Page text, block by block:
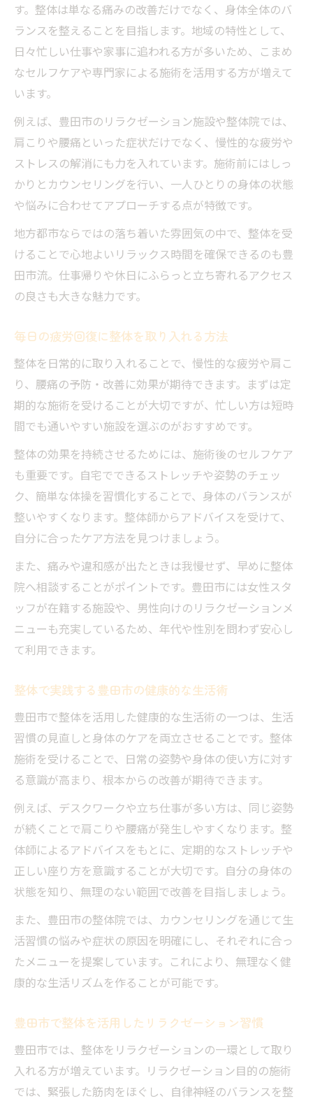
す。整体は単なる痛みの改善だけでなく、身体全体のバ
ランスを整えることを目指します。地域の特性として、
日々忙しい仕事や家事に追われる方が多いため、こまめ
なセルフケアや専門家による施術を活用する方が増えて
います。
例えば、豊田市のリラクゼーション施設や整体院では、
肩こりや腰痛といった症状だけでなく、慢性的な疲労や
ストレスの解消にも力を入れています。施術前にはしっ
かりとカウンセリングを行い、一人ひとりの身体の状態
や悩みに合わせてアプローチする点が特徴です。
地方都市ならではの落ち着いた雰囲気の中で、整体を受
けることで心地よいリラックス時間を確保できるのも豊
田市流。仕事帰りや休日にふらっと立ち寄れるアクセス
の良さも大きな魅力です。
毎日の疲労回復に整体を取り入れる方法
整体を日常的に取り入れることで、慢性的な疲労や肩こ
り、腰痛の予防・改善に効果が期待できます。まずは定
期的な施術を受けることが大切ですが、忙しい方は短時
間でも通いやすい施設を選ぶのがおすすめです。
整体の効果を持続させるためには、施術後のセルフケア
も重要です。自宅でできるストレッチや姿勢のチェッ
ク、簡単な体操を習慣化することで、身体のバランスが
整いやすくなります。整体師からアドバイスを受けて、
自分に合ったケア方法を見つけましょう。
また、痛みや違和感が出たときは我慢せず、早めに整体
院へ相談することがポイントです。豊田市には女性スタ
ッフが在籍する施設や、男性向けのリラクゼーションメ
ニューも充実しているため、年代や性別を問わず安心し
て利用できます。
整体で実践する豊田市の健康的な生活術
豊田市で整体を活用した健康的な生活術の一つは、生活
習慣の見直しと身体のケアを両立させることです。整体
施術を受けることで、日常の姿勢や身体の使い方に対す
る意識が高まり、根本からの改善が期待できます。
例えば、デスクワークや立ち仕事が多い方は、同じ姿勢
が続くことで肩こりや腰痛が発生しやすくなります。整
体師によるアドバイスをもとに、定期的なストレッチや
正しい座り方を意識することが大切です。自分の身体の
状態を知り、無理のない範囲で改善を目指しましょう。
また、豊田市の整体院では、カウンセリングを通じて生
活習慣の悩みや症状の原因を明確にし、それぞれに合っ
たメニューを提案しています。これにより、無理なく健
康的な生活リズムを作ることが可能です。
豊田市で整体を活用したリラクゼーション習慣
豊田市では、整体をリラクゼーションの一環として取り
入れる方が増えています。リラクゼーション目的の施術
では、緊張した筋肉をほぐし、自律神経のバランスを整